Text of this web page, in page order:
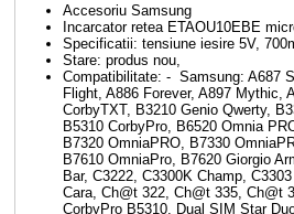
Accesoriu Samsung
Incarcator retea ETAOU10EBE
Specificatii: tensiune iesire 5V,
Stare: produs nou,
Compatibilitate: - Samsung: A687
Flight, A886 Forever, A897 Mythic,
CorbyTXT, B3210 Genio Qwerty,
B5310 CorbyPro, B6520 Omnia
B7320 OmniaPRO, B7330
B7610 OmniaPro, B7620 Giorgio
Bar, C3222, C3300K Champ,
Cara, Ch@t 322, Ch@t 335, Ch@t
CorbyPro B5310, Dual SIM Star